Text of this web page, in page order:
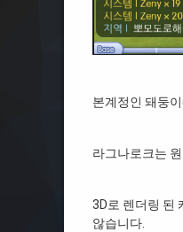
본계정인 돼둥
라그나로크는
3D로 렌더링 된
않습니다.